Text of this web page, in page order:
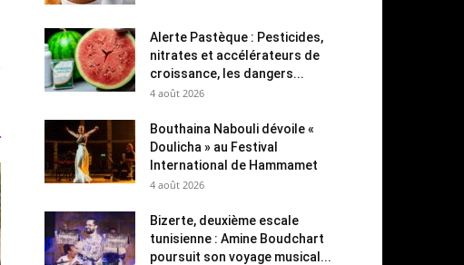
Alerte Pastèque : Pesticides,
nitrates et accélérateurs de
croissance, les dangers...
4 août 2026
Bouthaina Nabouli dévoile «
Doulicha » au Festival
International de Hammamet
4 août 2026
Bizerte, deuxième escale
tunisienne : Amine Boudchart
poursuit son voyage musical...